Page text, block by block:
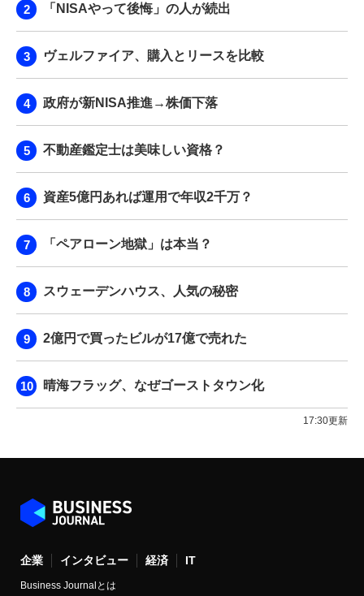
「NISAやって後悔」の人が続出
ヴェルファイア、購入とリースを比較
政府が新NISA推進→株価下落
不動産鑑定士は美味しい資格？
資産5億円あれば運用で年収2千万？
「ペアローン地獄」は本当？
スウェーデンハウス、人気の秘密
2億円で買ったビルが17億で売れた
晴海フラッグ、なぜゴーストタウン化
17:30更新
企業 インタビュー 経済 IT
Business Journalとは